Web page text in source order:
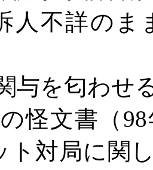
人不詳の
与を匂わせ
怪文書（
ト対局に関